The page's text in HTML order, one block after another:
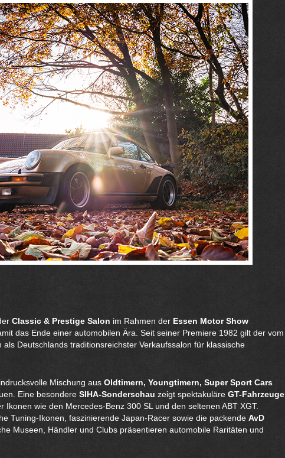
Classic & Prestige Salon im Rahmen der Essen Motor Show
das Ende einer automobilen Ära. Seit seiner Premiere 1982 gilt der vom
als Deutschlands traditionsreichster Verkaufssalon für klassische
Mischung aus Oldtimern, Youngtimern, Super Sport Cars
Eine besondere SIHA-Sonderschau zeigt spektakuläre GT-Fahrzeuge
Ikonen wie den Mercedes-Benz 300 SL und den seltenen ABT XGT.
Tuning-Ikonen, faszinierende Japan-Racer sowie die packende AvD
Museen, Händler und Clubs präsentieren automobile Raritäten und